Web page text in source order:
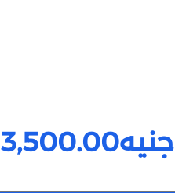
جنيه3,500.00